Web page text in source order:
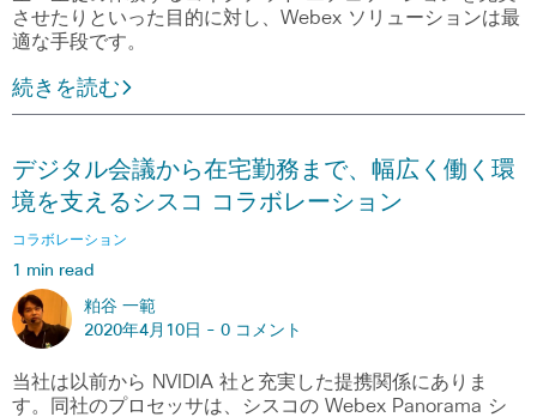
させたりといった目的に対し、Webex ソリューションは最
適な手段です。
続きを読む
デジタル会議から在宅勤務まで、幅広く働く環
境を支えるシスコ コラボレーション
コラボレーション
1 min read
粕谷 一範
2020年4月10日 - 0 コメント
当社は以前から NVIDIA 社と充実した提携関係にありま
す。同社のプロセッサは、シスコの Webex Panorama シ